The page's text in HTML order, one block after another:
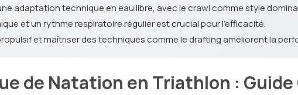
adaptation technique en eau libre, avec le crawl comme style
et un rythme respiratoire régulier est crucial pour l'efficacité.
et maîtriser des techniques comme le drafting améliorent la
de Natation en Triathlon :